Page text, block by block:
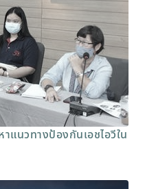
แนวทางป้องกันเอชไอวีใน